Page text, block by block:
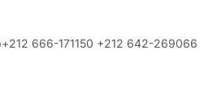
+212 666-171150 +212 642-269066